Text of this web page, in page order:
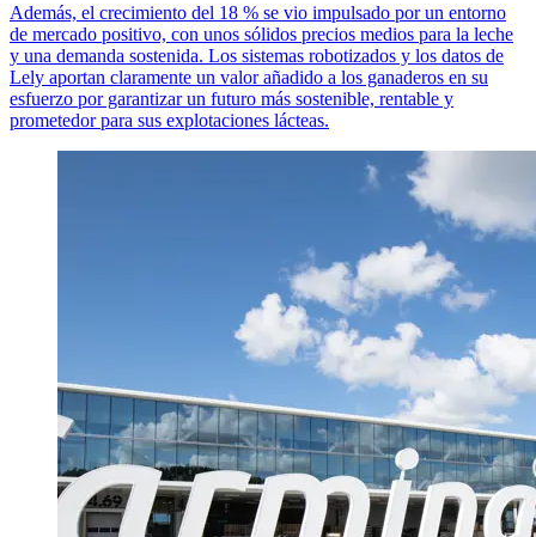
Además, el crecimiento del 18 % se vio impulsado por un entorno
de mercado positivo, con unos sólidos precios medios para la leche
y una demanda sostenida. Los sistemas robotizados y los datos de
Lely aportan claramente un valor añadido a los ganaderos en su
esfuerzo por garantizar un futuro más sostenible, rentable y
prometedor para sus explotaciones lácteas.